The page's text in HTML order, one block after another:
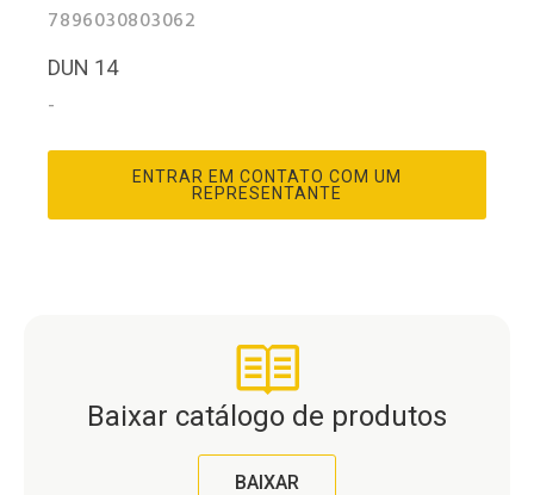
7896030803062
DUN 14
-
ENTRAR EM CONTATO COM UM
REPRESENTANTE
Baixar catálogo de produtos
BAIXAR